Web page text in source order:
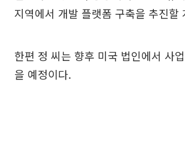
지역에서 개발 플랫폼 구축을 추진할
한편 정 씨는 향후 미국 법인에서 사
을 예정이다.